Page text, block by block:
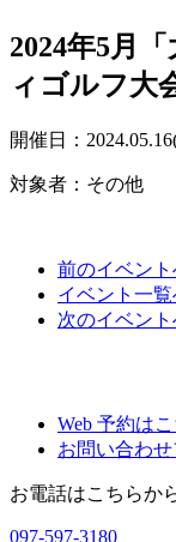
2024年5月
ィゴルフ大
開催日：
対象者：その他
前のイベント
イベント一覧
次のイベント
Web 予約は
お問い合わ
お電話はこちらか
097-597-3180